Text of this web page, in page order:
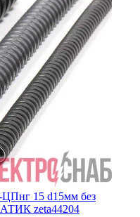
15 d15мм без
zeta44204